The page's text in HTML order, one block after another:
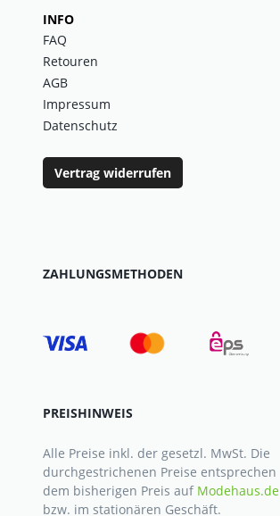
INFO
FAQ
Retouren
AGB
Impressum
Datenschutz
Vertrag widerrufen
ZAHLUNGSMETHODEN
PREISHINWEIS
Alle Preise inkl. der gesetzl. MwSt. Die
durchgestrichenen Preise entsprechen
dem bisherigen Preis auf Modehaus.de
bzw. im stationären Geschäft.